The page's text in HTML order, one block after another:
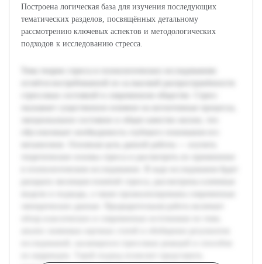
Построена логическая база для изучения последующих
тематических разделов, посвящённых детальному
рассмотрению ключевых аспектов и методологических
подходов к исследованию стресса.